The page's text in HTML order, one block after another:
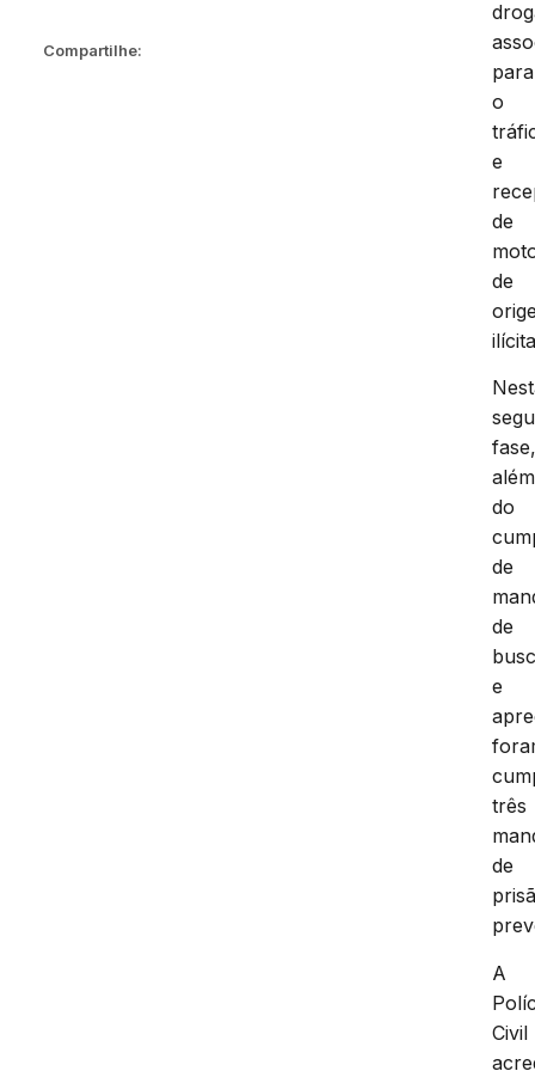
Compartilhe:
para
o
e
de
de
além
do
de
de
e
três
de
A
Civil